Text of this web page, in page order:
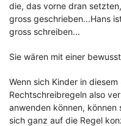
die, das vorne dran
gross geschrieben...Hans
gross schreiben...
Sie wären mit einer
Wenn sich Kinder in
Rechtschreibregeln also
anwenden können, können
sich ganz auf die Regel